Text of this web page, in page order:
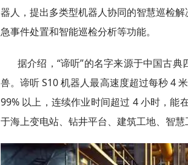
器人，提出多类型机器人协同的智慧巡检
急事件处置和智能巡检分析等功能。
据介绍，“谛听”的名字来源于中国古
兽。谛听 S10 机器人最高速度超过每秒 4
99% 以上，连续作业时间超过 4 小时，能
于海上变电站、钻井平台、建筑工地、智慧